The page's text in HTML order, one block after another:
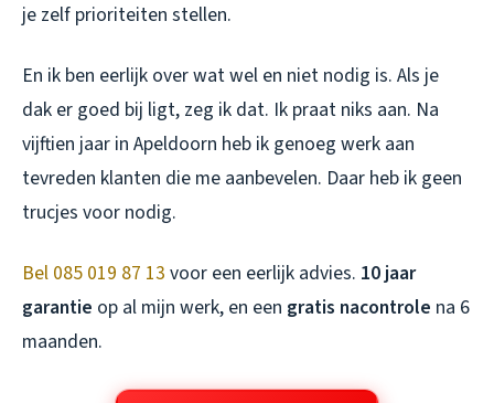
je zelf prioriteiten stellen.
En ik ben eerlijk over wat wel en niet nodig is. Als je
dak er goed bij ligt, zeg ik dat. Ik praat niks aan. Na
vijftien jaar in Apeldoorn heb ik genoeg werk aan
tevreden klanten die me aanbevelen. Daar heb ik geen
trucjes voor nodig.
Bel 085 019 87 13 voor een eerlijk advies. 10 jaar
garantie op al mijn werk, en een gratis nacontrole na 6
maanden.